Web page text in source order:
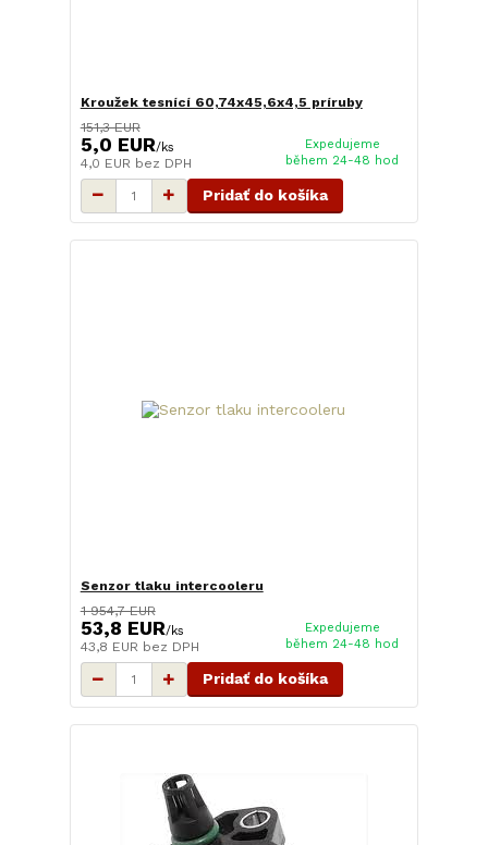
Kroužek tesnící 60,74x45,6x4,5 príruby
151,3 EUR
5,0 EUR/ks
4,0 EUR bez DPH
Expedujeme
během 24-48 hod
Pridať do košíka
Senzor tlaku intercooleru
1 954,7 EUR
53,8 EUR/ks
43,8 EUR bez DPH
Expedujeme
během 24-48 hod
Pridať do košíka